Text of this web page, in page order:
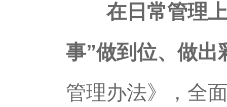
在日常管理
事”做到位、做出
管理办法》，全